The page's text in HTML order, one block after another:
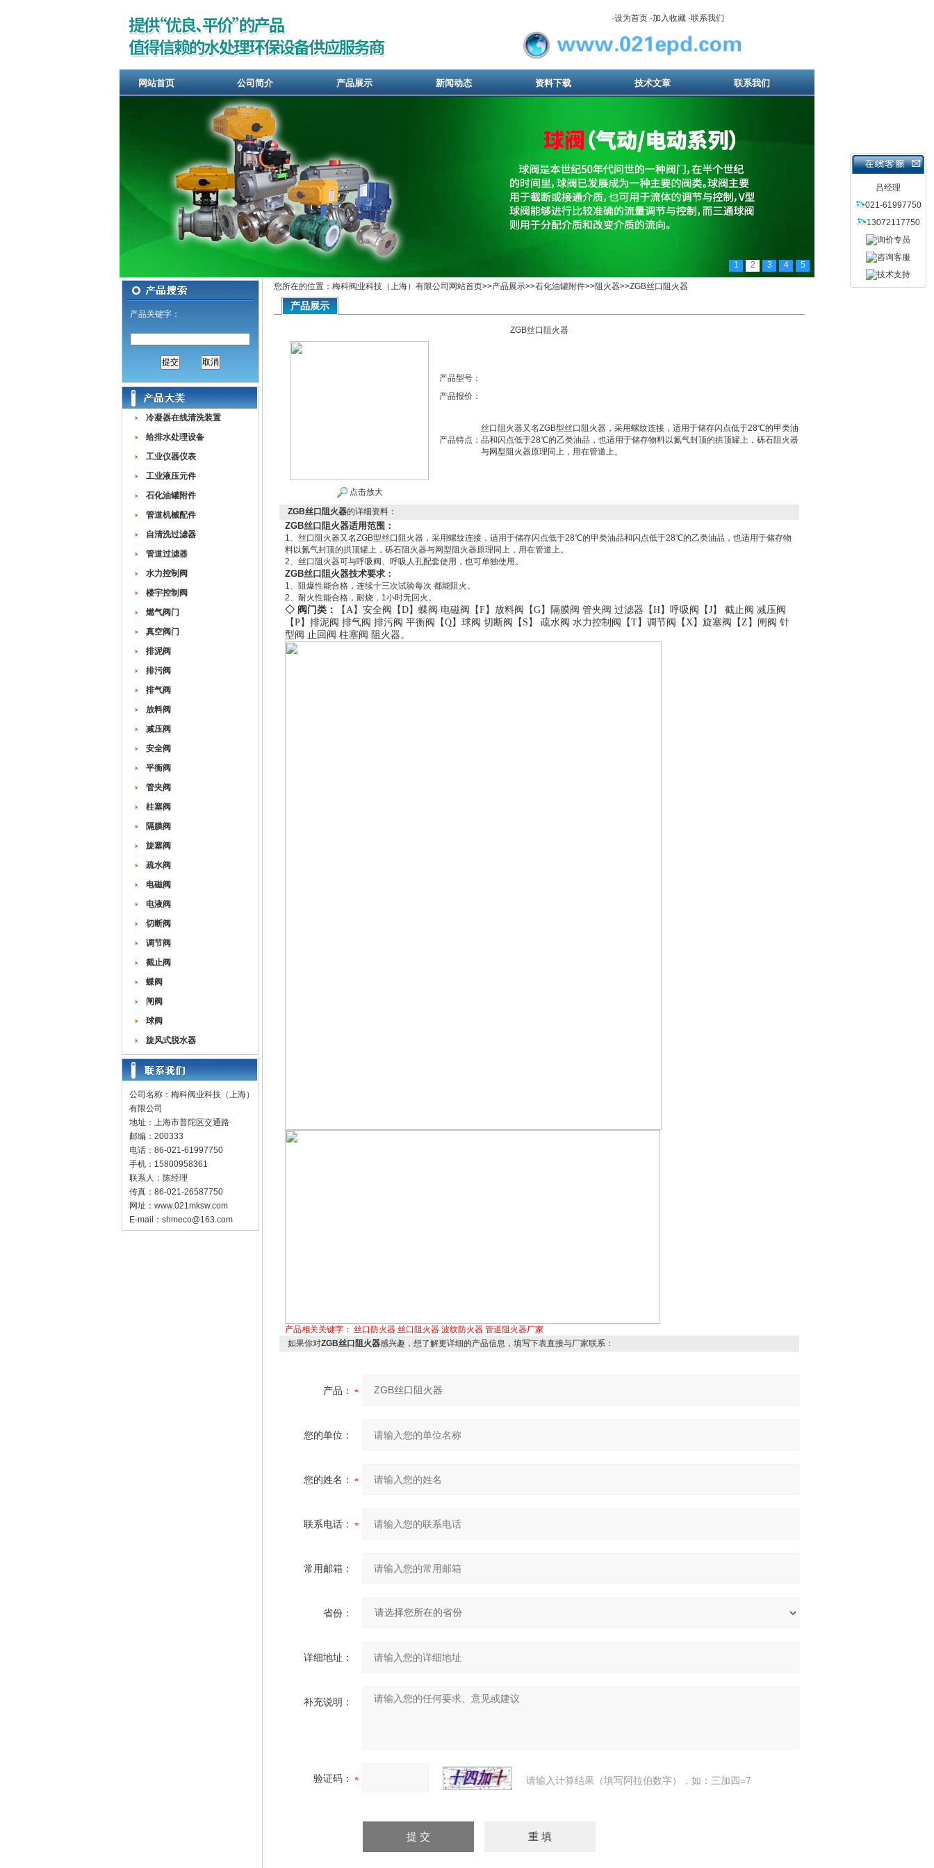
·设为首页 ·加入收藏 ·联系我们
网站首页 公司简介 产品展示 新闻动态 资料下载 技术文章 联系我们
1 2 3 4 5
吕经理
021-61997750
13072117750
产品关键字：
冷凝器在线清洗装置
给排水处理设备
工业仪器仪表
工业液压元件
石化油罐附件
管道机械配件
自清洗过滤器
管道过滤器
水力控制阀
楼宇控制阀
燃气阀门
真空阀门
排泥阀
排污阀
排气阀
放料阀
减压阀
安全阀
平衡阀
管夹阀
柱塞阀
隔膜阀
旋塞阀
疏水阀
电磁阀
电液阀
切断阀
调节阀
截止阀
蝶阀
闸阀
球阀
旋风式脱水器
公司名称：梅科阀业科技（上海）
有限公司
地址：上海市普陀区交通路
邮编：200333
电话：86-021-61997750
手机：15800958361
联系人：陈经理
传真：86-021-26587750
网址： www.021mksw.com
E-mail： shmeco@163.com
您所在的位置：梅科阀业科技（上海）有限公司网站首页>>产品展示>>石化油罐附件>>阻火器>>ZGB丝口阻火器
产品展示
ZGB丝口阻火器
点击放大
产品型号：
产品报价：
产品特点：
丝口阻火器又名ZGB型丝口阻火器，采用螺纹连接，适用于储存闪点低于28℃的甲类油
品和闪点低于28℃的乙类油品，也适用于储存物料以氮气封顶的拱顶罐上，砾石阻火器
与网型阻火器原理同上，用在管道上。
ZGB丝口阻火器的详细资料：
ZGB丝口阻火器适用范围：
1、丝口阻火器又名ZGB型丝口阻火器，采用螺纹连接，适用于储存闪点低于28℃的甲类油品和闪点低于28℃的乙类油品，也适用于储存物
料以氮气封顶的拱顶罐上，砾石阻火器与网型阻火器原理同上，用在管道上。
2、丝口阻火器可与呼吸阀、呼吸人孔配套使用，也可单独使用。
ZGB丝口阻火器技术要求：
1、阻爆性能合格，连续十三次试验每次 都能阻火。
2、耐火性能合格，耐烧，1小时无回火。
◇ 阀门类： 【A】 安全阀 【D】 蝶阀 电磁阀 【F】 放料阀 【G】 隔膜阀 管夹阀 过滤器 【H】 呼吸阀 【J】 截止阀 减压阀
【P】 排泥阀 排气阀 排污阀 平衡阀 【Q】 球阀 切断阀 【S】 疏水阀 水力控制阀 【T】 调节阀 【X】 旋塞阀 【Z】 闸阀 针
型阀 止回阀 柱塞阀 阻火器。
产品相关关键字： 丝口防火器 丝口阻火器 波纹防火器 管道阻火器厂家
如果你对ZGB丝口阻火器感兴趣，想了解更详细的产品信息，填写下表直接与厂家联系：
产品：
您的单位：
您的姓名：
联系电话：
常用邮箱：
省份：
详细地址：
补充说明：
验证码： 请输入计算结果（填写阿拉伯数字），如：三加四=7